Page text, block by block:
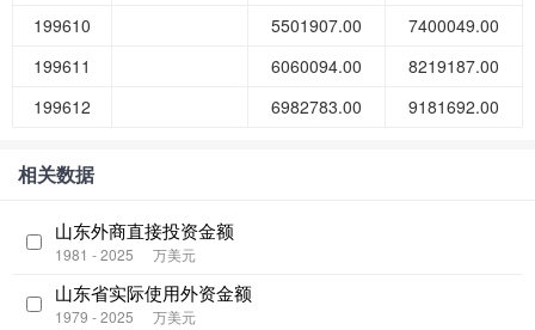
199610
5501907.00
7400049.00
199611
6060094.00
8219187.00
199612
6982783.00 9181692.00
相关数据
山东外商直接投资金额
1981 - 2025 万美元
山东省实际使用外资金额
1979 - 2025 万美元